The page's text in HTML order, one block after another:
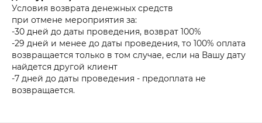
Условия возврата денежных средств
при отмене мероприятия за:
-30 дней до даты проведения, возврат 100%
-29 дней и менее до даты проведения, то 100% оплата
возвращается только в том случае, если на Вашу дату
найдется другой клиент
-7 дней до даты проведения - предоплата не
возвращается.